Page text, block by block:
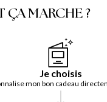
ÇA MARCHE ?
Je choisis
mon bon cadeau